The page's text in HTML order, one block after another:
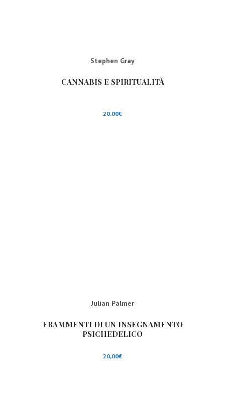
Stephen Gray
CANNABIS E SPIRITUALITÀ
20,00€
Julian Palmer
FRAMMENTI DI UN INSEGNAMENTO
PSICHEDELICO
20,00€